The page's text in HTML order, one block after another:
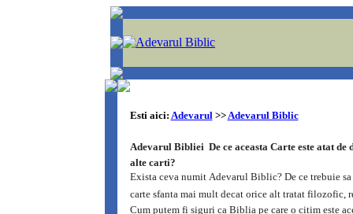
Esti aici: Adevarul>>Adevarul Biblic
Adevarul Bibliei  De ce aceasta Carte este atat
alte carti?
Exista ceva numit Adevarul Biblic? De ce trebuie sa
carte sfanta mai mult decat orice alt tratat
Cum putem fi siguri ca Biblia pe care o citim este